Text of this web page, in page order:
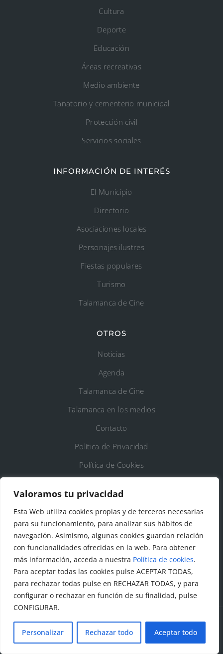
Valoramos tu privacidad
Esta Web utiliza cookies propias y de terceros necesarias
para su funcionamiento, para analizar sus hábitos de
navegación. Asimismo, algunas cookies guardan relación
con funcionalidades ofrecidas en la web. Para obtener
más información, acceda a nuestra Política de cookies.
Para aceptar todas las cookies pulse ACEPTAR TODAS,
para rechazar todas pulse en RECHAZAR TODAS, y para
configurar o rechazar en función de su finalidad, pulse
CONFIGURAR.
Personalizar Rechazar todo Aceptar todo
Cultura
Deporte
Educación
Áreas recreativas
Medio ambiente
Tanatorio y cementerio municipal
Protección civil
Servicios sociales
INFORMACIÓN DE INTERÉS
El Municipio
Directorio
Asociaciones locales
Personajes ilustres
Fiestas populares
Turismo
Talamanca de Cine
OTROS
Noticias
Agenda
Talamanca de Cine
Talamanca en los medios
Contacto
Política de Privacidad
Política de Cookies
DATOS DE CONTACTO
Ayto. de Talamanca de Jarama
C/Fuente del Arca, 19 28160 Talamanca de
Jarama (Madrid)
© Todos los derechos reservados. Ayuntamiento Talamanca
de Jarama Diseñado y creado por Factor Ideas